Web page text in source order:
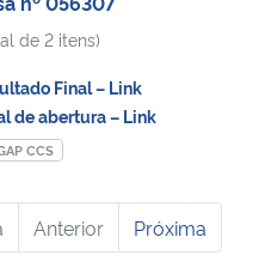
de 2 itens)
Final – Link
de abertura – Link
CCS
Anterior Próxima